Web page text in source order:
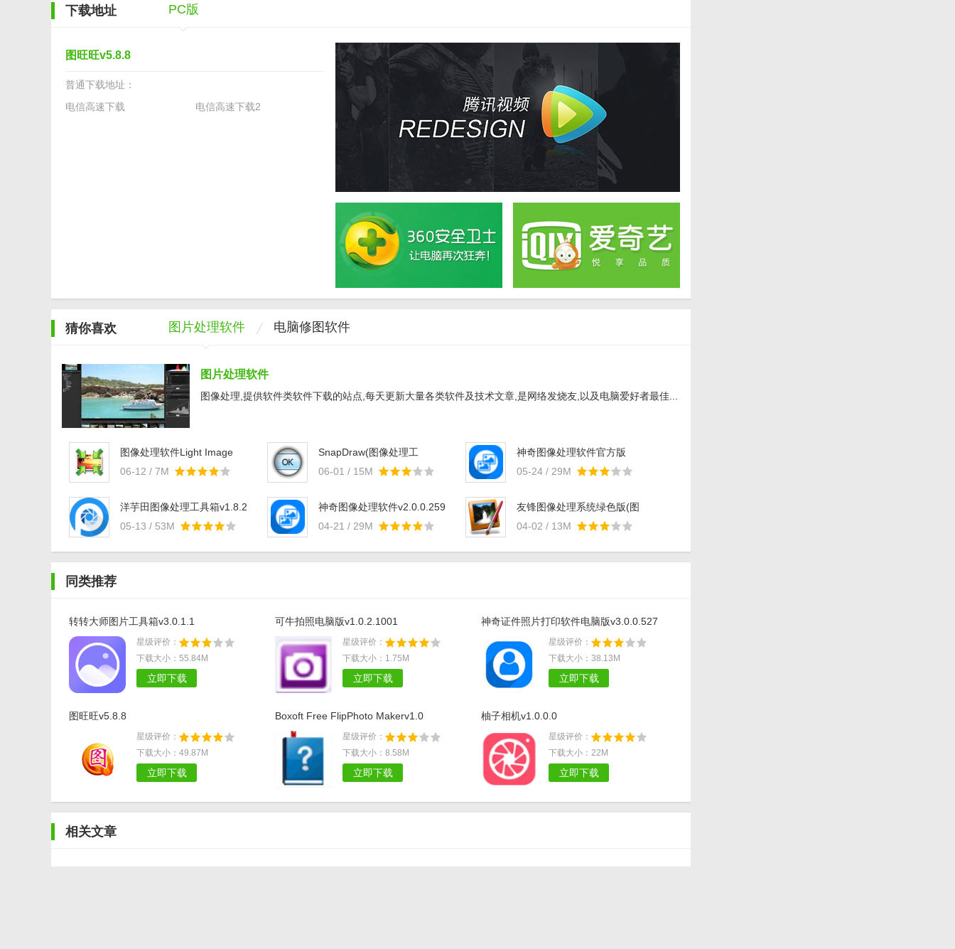
下载地址 PC版
图旺旺v5.8.8
普通下载地址：
电信高速下载
电信高速下载2
猜你喜欢 图片处理软件 电脑修图软件
图片处理软件
图像处理,提供软件类软件下载的站点,每天更新大量各类软件及技术文章,是网络发烧友,以及电脑爱好者最佳...
图像处理软件Light Image
06-12 / 7M
SnapDraw(图像处理工
06-01 / 15M
神奇图像处理软件官方版
05-24 / 29M
洋芋田图像处理工具箱v1.8.2
05-13 / 53M
神奇图像处理软件v2.0.0.259
04-21 / 29M
友锋图像处理系统绿色版(图
04-02 / 13M
同类推荐
转转大师图片工具箱v3.0.1.1
星级评价：
下载大小：55.84M
立即下载
可牛拍照电脑版v1.0.2.1001
星级评价：
下载大小：1.75M
立即下载
神奇证件照片打印软件电脑版v3.0.0.527
星级评价：
下载大小：38.13M
立即下载
图旺旺v5.8.8
星级评价：
下载大小：49.87M
立即下载
Boxoft Free FlipPhoto Makerv1.0
星级评价：
下载大小：8.58M
立即下载
柚子相机v1.0.0.0
星级评价：
下载大小：22M
立即下载
相关文章